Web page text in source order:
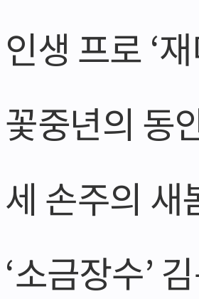
인생 프로 ‘
꽃중년의 동
세 손주의 새
‘소금장수’